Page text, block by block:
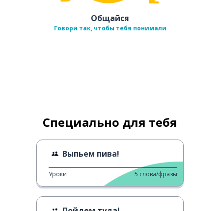
Общайся
Говори так, чтобы тебя понимали
Специально для тебя
Выпьем пива!
Уроки 5 слова/фразы